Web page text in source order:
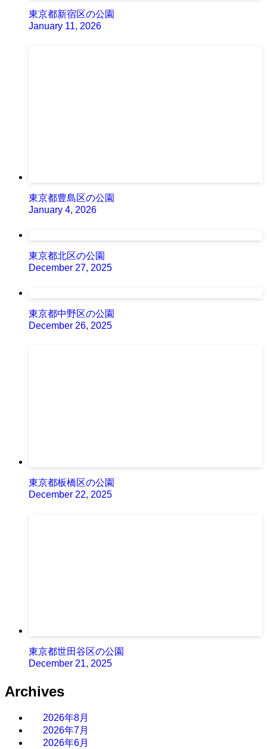
東京都新宿区の公園
January 11, 2026
東京都豊島区の公園
January 4, 2026
東京都北区の公園
December 27, 2025
東京都中野区の公園
December 26, 2025
東京都板橋区の公園
December 22, 2025
東京都世田谷区の公園
December 21, 2025
Archives
2026年8月
2026年7月
2026年6月